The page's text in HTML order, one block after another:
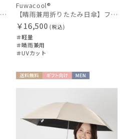
【晴雨兼用日傘】フワクール®ホワイト（Fuwacool® White）バイカラー 1級遮光 遮熱 UV99%以上
Fuwacool®
【晴雨兼用折りたたみ日傘】フワクール®ホワイト（Fuwacool® White）トーンonトーン
￥16,500 (税込)
＃軽量
＃晴雨兼用
＃UVカット